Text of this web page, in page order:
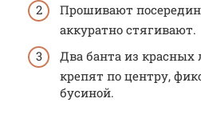
Прошивают
аккуратно стягивают.
Два банта из красных
крепят по центру,
бусиной.